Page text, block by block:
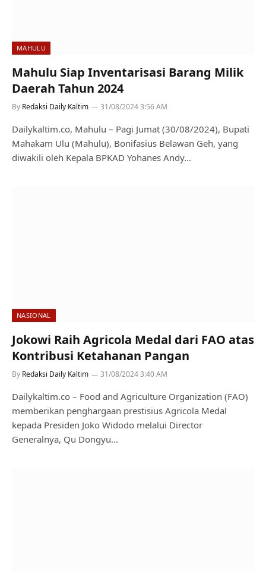
MAHULU
Mahulu Siap Inventarisasi Barang Milik
Daerah Tahun 2024
By Redaksi Daily Kaltim 31/08/2024 3:56 AM
Dailykaltim.co, Mahulu – Pagi Jumat (30/08/2024), Bupati
Mahakam Ulu (Mahulu), Bonifasius Belawan Geh, yang
diwakili oleh Kepala BPKAD Yohanes Andy…
NASIONAL
Jokowi Raih Agricola Medal dari FAO atas
Kontribusi Ketahanan Pangan
By Redaksi Daily Kaltim 31/08/2024 3:40 AM
Dailykaltim.co – Food and Agriculture Organization (FAO)
memberikan penghargaan prestisius Agricola Medal
kepada Presiden Joko Widodo melalui Director
Generalnya, Qu Dongyu…